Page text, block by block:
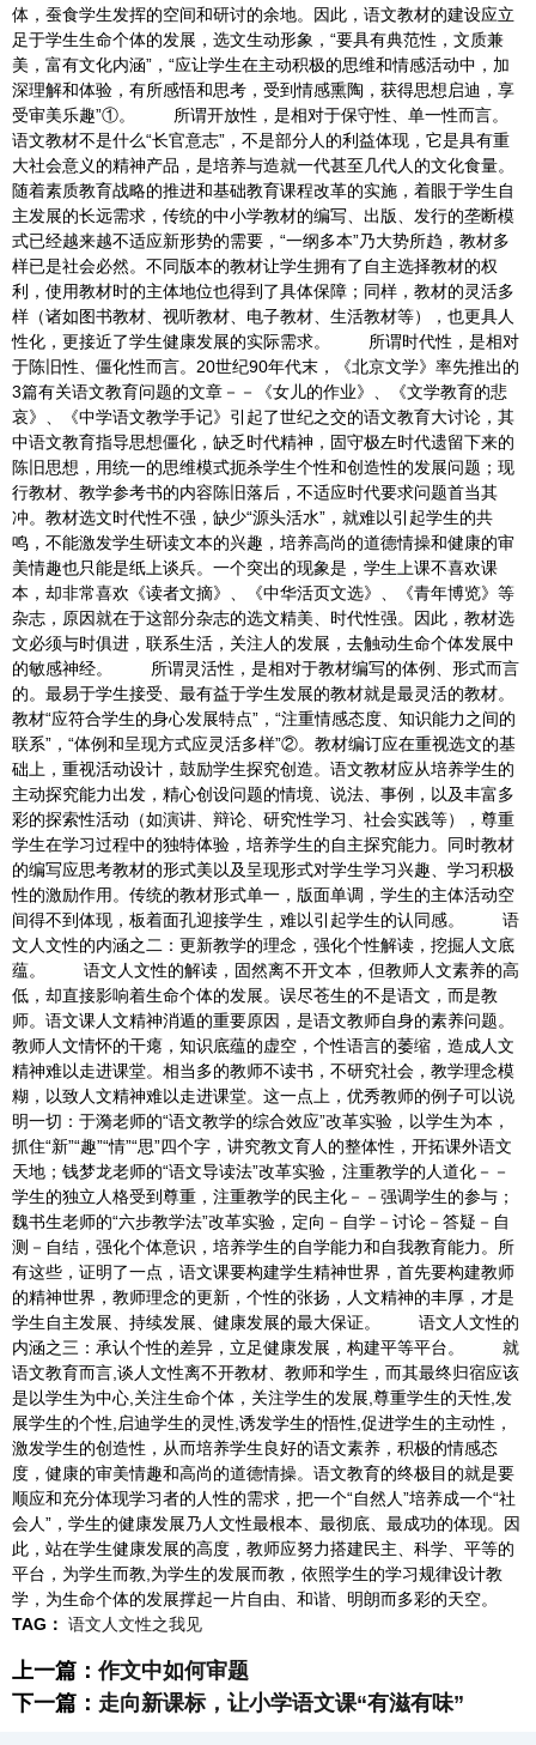
体，蚕食学生发挥的空间和研讨的余地。因此，语文教材的建设应立
足于学生生命个体的发展，选文生动形象，“要具有典范性，文质兼
美，富有文化内涵”，“应让学生在主动积极的思维和情感活动中，加
深理解和体验，有所感悟和思考，受到情感熏陶，获得思想启迪，享
受审美乐趣”①。 所谓开放性，是相对于保守性、单一性而言。
语文教材不是什么“长官意志”，不是部分人的利益体现，它是具有重
大社会意义的精神产品，是培养与造就一代甚至几代人的文化食量。
随着素质教育战略的推进和基础教育课程改革的实施，着眼于学生自
主发展的长远需求，传统的中小学教材的编写、出版、发行的垄断模
式已经越来越不适应新形势的需要，“一纲多本”乃大势所趋，教材多
样已是社会必然。不同版本的教材让学生拥有了自主选择教材的权
利，使用教材时的主体地位也得到了具体保障；同样，教材的灵活多
样（诸如图书教材、视听教材、电子教材、生活教材等），也更具人
性化，更接近了学生健康发展的实际需求。 所谓时代性，是相对
于陈旧性、僵化性而言。20世纪90年代末，《北京文学》率先推出的
3篇有关语文教育问题的文章－－《女儿的作业》、《文学教育的悲
哀》、《中学语文教学手记》引起了世纪之交的语文教育大讨论，其
中语文教育指导思想僵化，缺乏时代精神，固守极左时代遗留下来的
陈旧思想，用统一的思维模式扼杀学生个性和创造性的发展问题；现
行教材、教学参考书的内容陈旧落后，不适应时代要求问题首当其
冲。教材选文时代性不强，缺少“源头活水”，就难以引起学生的共
鸣，不能激发学生研读文本的兴趣，培养高尚的道德情操和健康的审
美情趣也只能是纸上谈兵。一个突出的现象是，学生上课不喜欢课
本，却非常喜欢《读者文摘》、《中华活页文选》、《青年博览》等
杂志，原因就在于这部分杂志的选文精美、时代性强。因此，教材选
文必须与时俱进，联系生活，关注人的发展，去触动生命个体发展中
的敏感神经。 所谓灵活性，是相对于教材编写的体例、形式而言
的。最易于学生接受、最有益于学生发展的教材就是最灵活的教材。
教材“应符合学生的身心发展特点”，“注重情感态度、知识能力之间的
联系”，“体例和呈现方式应灵活多样”②。教材编订应在重视选文的基
础上，重视活动设计，鼓励学生探究创造。语文教材应从培养学生的
主动探究能力出发，精心创设问题的情境、说法、事例，以及丰富多
彩的探索性活动（如演讲、辩论、研究性学习、社会实践等），尊重
学生在学习过程中的独特体验，培养学生的自主探究能力。同时教材
的编写应思考教材的形式美以及呈现形式对学生学习兴趣、学习积极
性的激励作用。传统的教材形式单一，版面单调，学生的主体活动空
间得不到体现，板着面孔迎接学生，难以引起学生的认同感。 语
文人文性的内涵之二：更新教学的理念，强化个性解读，挖掘人文底
蕴。 语文人文性的解读，固然离不开文本，但教师人文素养的高
低，却直接影响着生命个体的发展。误尽苍生的不是语文，而是教
师。语文课人文精神消遁的重要原因，是语文教师自身的素养问题。
教师人文情怀的干瘪，知识底蕴的虚空，个性语言的萎缩，造成人文
精神难以走进课堂。相当多的教师不读书，不研究社会，教学理念模
糊，以致人文精神难以走进课堂。这一点上，优秀教师的例子可以说
明一切：于漪老师的“语文教学的综合效应”改革实验，以学生为本，
抓住“新”“趣”“情”“思”四个字，讲究教文育人的整体性，开拓课外语文
天地；钱梦龙老师的“语文导读法”改革实验，注重教学的人道化－－
学生的独立人格受到尊重，注重教学的民主化－－强调学生的参与；
魏书生老师的“六步教学法”改革实验，定向－自学－讨论－答疑－自
测－自结，强化个体意识，培养学生的自学能力和自我教育能力。所
有这些，证明了一点，语文课要构建学生精神世界，首先要构建教师
的精神世界，教师理念的更新，个性的张扬，人文精神的丰厚，才是
学生自主发展、持续发展、健康发展的最大保证。 语文人文性的
内涵之三：承认个性的差异，立足健康发展，构建平等平台。 就
语文教育而言,谈人文性离不开教材、教师和学生，而其最终归宿应该
是以学生为中心,关注生命个体，关注学生的发展,尊重学生的天性,发
展学生的个性,启迪学生的灵性,诱发学生的悟性,促进学生的主动性，
激发学生的创造性，从而培养学生良好的语文素养，积极的情感态
度，健康的审美情趣和高尚的道德情操。语文教育的终极目的就是要
顺应和充分体现学习者的人性的需求，把一个“自然人”培养成一个“社
会人”，学生的健康发展乃人文性最根本、最彻底、最成功的体现。因
此，站在学生健康发展的高度，教师应努力搭建民主、科学、平等的
平台，为学生而教,为学生的发展而教，依照学生的学习规律设计教
学，为生命个体的发展撑起一片自由、和谐、明朗而多彩的天空。
TAG： 语文人文性之我见
上一篇：作文中如何审题
下一篇： 走向新课标，让小学语文课“有滋有味”